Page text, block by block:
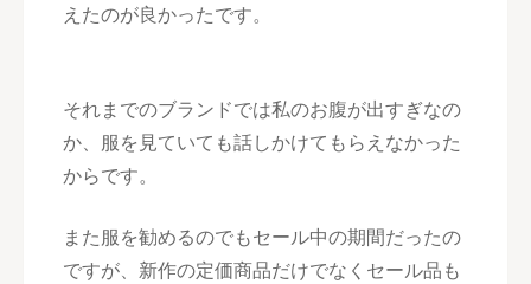
えたのが良かったです。
それまでのブランドでは私のお腹が出すぎなの
か、服を見ていても話しかけてもらえなかった
からです。
また服を勧めるのでもセール中の期間だったの
ですが、新作の定価商品だけでなくセール品も